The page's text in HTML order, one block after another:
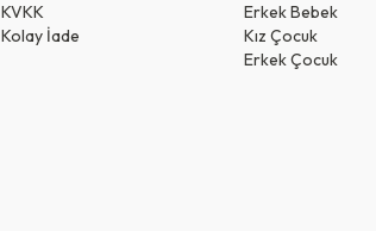
KVKK
Kolay İade
Erkek Bebek
Kız Çocuk
Erkek Çocuk